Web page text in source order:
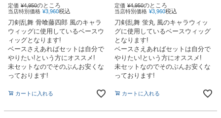
定価 ¥4,950のところ
当店特別価格 ¥3,960税込
刀剣乱舞 骨喰藤四郎 風のキャラ
ウィッグに使用しているベースウ
ィッグとなります!
ベースさえあればセットは自分で
やりたい!という方にオススメ!
未セットなのでそのぶんお安くな
っております!
カートに入れる
定価 ¥4,950のところ
当店特別価格 ¥3,960税込
刀剣乱舞 蛍丸 風のキャラウィッ
グに使用しているベースウィッグ
となります!
ベースさえあればセットは自分で
やりたい!という方にオススメ!
未セットなのでそのぶんお安くな
っております!
カートに入れる